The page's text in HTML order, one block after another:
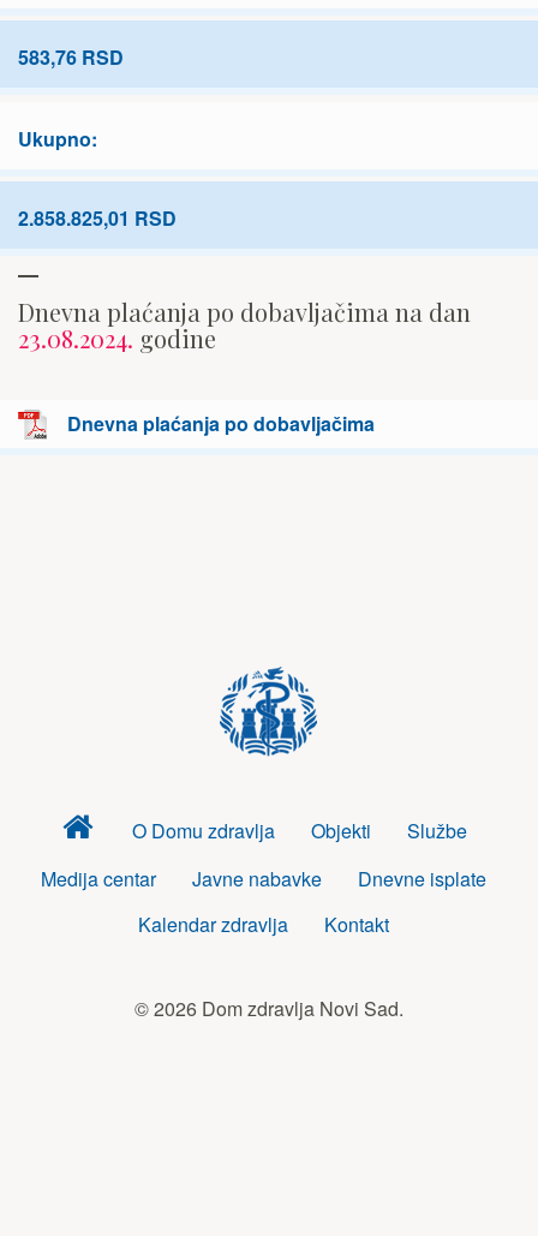
583,76 RSD
Ukupno:
2.858.825,01 RSD
Dnevna plaćanja po dobavljačima na dan
23.08.2024. godine
Dnevna plaćanja po dobavljačima
Dom
zdravlja
O Domu zdravlja Objekti
Službe
Medija centar
Javne nabavke
Dnevne isplate
Kalendar zdravlja
Kontakt
© 2026 Dom zdravlja Novi Sad.